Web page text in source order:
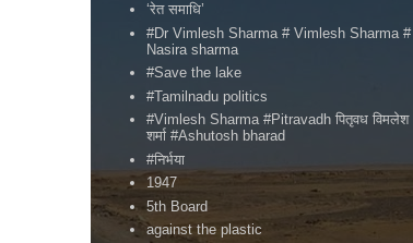
‘रेत समाधि’
#Dr Vimlesh Sharma # Vimlesh Sharma #
Nasira sharma
#Save the lake
#Tamilnadu politics
#Vimlesh Sharma #Pitravadh पितृवध विमलेश
शर्मा #Ashutosh bharad
#निर्भया
1947
5th Board
against the plastic